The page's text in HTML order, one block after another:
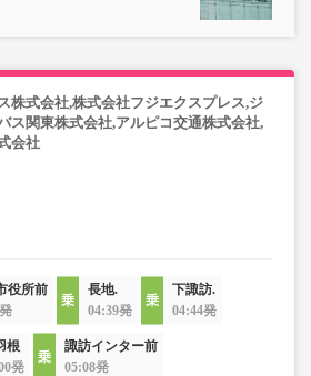
株式会社,株式会社フジエクスプレス,ジ
ス関東株式会社,アルピコ交通株式会社,
会社
役所前
長地.
04:39発
下諏訪.
04:44発
根
発
諏訪インター前
05:08発